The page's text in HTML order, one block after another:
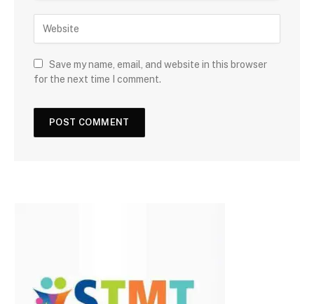
Save my name, email, and website in this browser
for the next time I comment.